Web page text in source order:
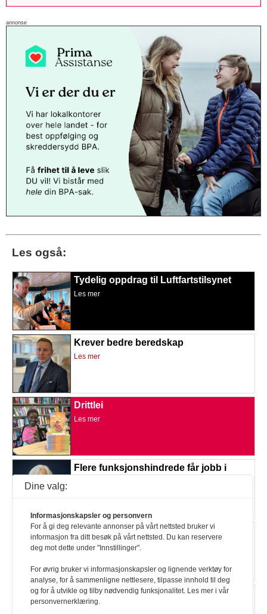
annonse
Les også:
Tydelig oppdrag til Luftfartstilsynet
Les mer
Krever bedre beredskap
Les mer
Drittlei
Les mer
Flere funksjonshindrede får jobb i
politiet
En del av kroppen
Les mer
Regjeringen vurderer endringer i Akt26
Les mer
Dine valg:
Informasjonskapsler og personvern
For å gi deg relevante annonser på vårt nettsted bruker vi
informasjon fra ditt besøk på vårt nettsted. Du kan reservere
deg mot dette under "Innstillinger".
For øvrig bruker vi informasjonskapsler og lignende verktøy for
analyse, for å sammenligne nettlesere, tilpasse innhold til deg
og for å utvikle og tilby nødvendig funksjonalitet. Les mer i vår
personvernerklæring.